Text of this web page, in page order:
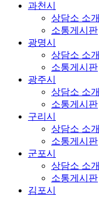
과천시
상담소 소개
소통게시판
광명시
상담소 소개
소통게시판
광주시
상담소 소개
소통게시판
구리시
상담소 소개
소통게시판
군포시
상담소 소개
소통게시판
김포시